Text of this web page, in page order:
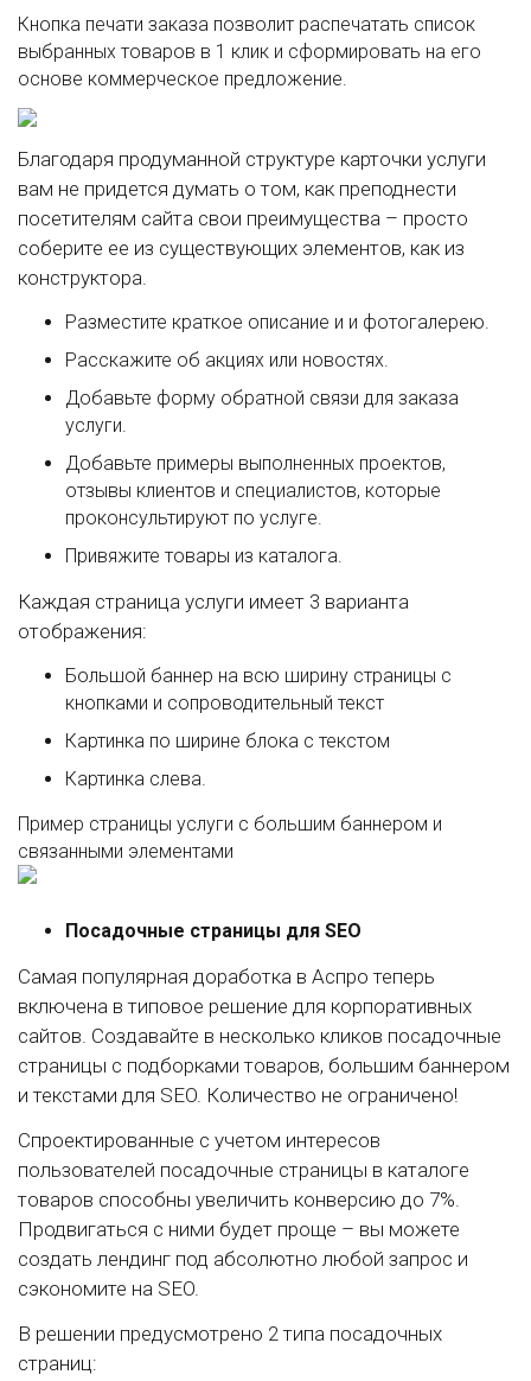
Кнопка печати заказа позволит распечатать список
выбранных товаров в 1 клик и сформировать на его
основе коммерческое предложение.
Благодаря продуманной структуре карточки услуги
вам не придется думать о том, как преподнести
посетителям сайта свои преимущества – просто
соберите ее из существующих элементов, как из
конструктора.
Разместите краткое описание и и фотогалерею.
Расскажите об акциях или новостях.
Добавьте форму обратной связи для заказа
услуги.
Добавьте примеры выполненных проектов,
отзывы клиентов и специалистов, которые
проконсультируют по услуге.
Привяжите товары из каталога.
Каждая страница услуги имеет 3 варианта
отображения:
Большой баннер на всю ширину страницы с
кнопками и сопроводительный текст
Картинка по ширине блока с текстом
Картинка слева.
Пример страницы услуги с большим баннером и
связанными элементами
Посадочные страницы для SEO
Самая популярная доработка в Аспро теперь
включена в типовое решение для корпоративных
сайтов. Создавайте в несколько кликов посадочные
страницы с подборками товаров, большим баннером
и текстами для SEO. Количество не ограничено!
Спроектированные с учетом интересов
пользователей посадочные страницы в каталоге
товаров способны увеличить конверсию до 7%.
Продвигаться с ними будет проще – вы можете
создать лендинг под абсолютно любой запрос и
сэкономите на SEO.
В решении предусмотрено 2 типа посадочных
страниц: